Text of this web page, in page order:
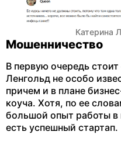
Катерина
Мошенничество
В первую очередь
Ленгольд не особо
причем и в плане
коуча. Хотя, по ее
большой опыт работы
есть успешный стартап.